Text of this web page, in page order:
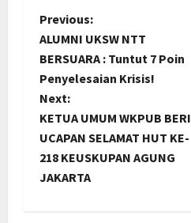
P
o
s
t
n
a
Previous:
ALUMNI UKSW NTT
BERSUARA : Tuntut 7 Poin
Penyelesaian Krisis!
Next:
KETUA UMUM WKPUB BERI
UCAPAN SELAMAT HUT KE-
218 KEUSKUPAN AGUNG
JAKARTA